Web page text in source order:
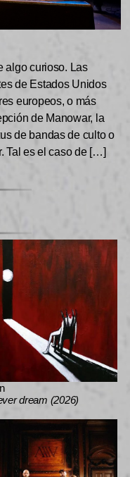
algo curioso. Las
de Estados Unidos
europeos, o más
de Manowar, la
de bandas de culto o
Tal es el caso de […]
dream (2026)